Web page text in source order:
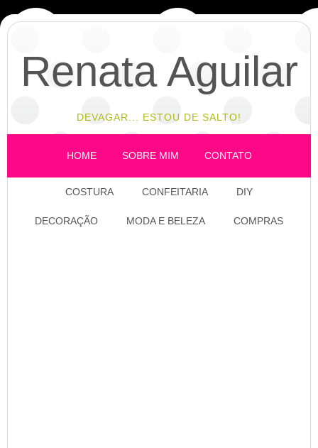
Renata Aguilar
DEVAGAR... ESTOU DE SALTO!
HOME SOBRE MIM CONTATO
COSTURA CONFEITARIA DIY
DECORAÇÃO MODA E BELEZA COMPRAS